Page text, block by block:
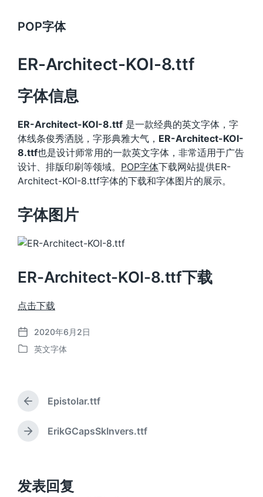
POP字体
ER-Architect-KOI-8.ttf
字体信息
ER-Architect-KOI-8.ttf 是一款经典的英文字体，字
体线条俊秀洒脱，字形典雅大气， ER-Architect-KOI-
8.ttf也是设计师常用的一款英文字体，非常适用于广告
设计、排版印刷等领域。 POP字体下载网站提供ER-
Architect-KOI-8.ttf字体的下载和字体图片的展示。
字体图片
ER-Architect-KOI-8.ttf下载
点击下载
发
布
2020年6月2日
发
英文字体
上
篇
文
章
Epistolar.ttf
下
：
ErikGCapsSkInvers.ttf
发表回复